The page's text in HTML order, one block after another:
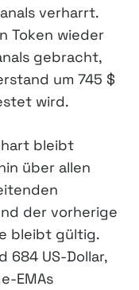
verharrt.
Token wieder
gebracht,
um 745 $
wird.
bleibt
über allen
der vorherige
bleibt gültig.
684 US-Dollar,
EMAs